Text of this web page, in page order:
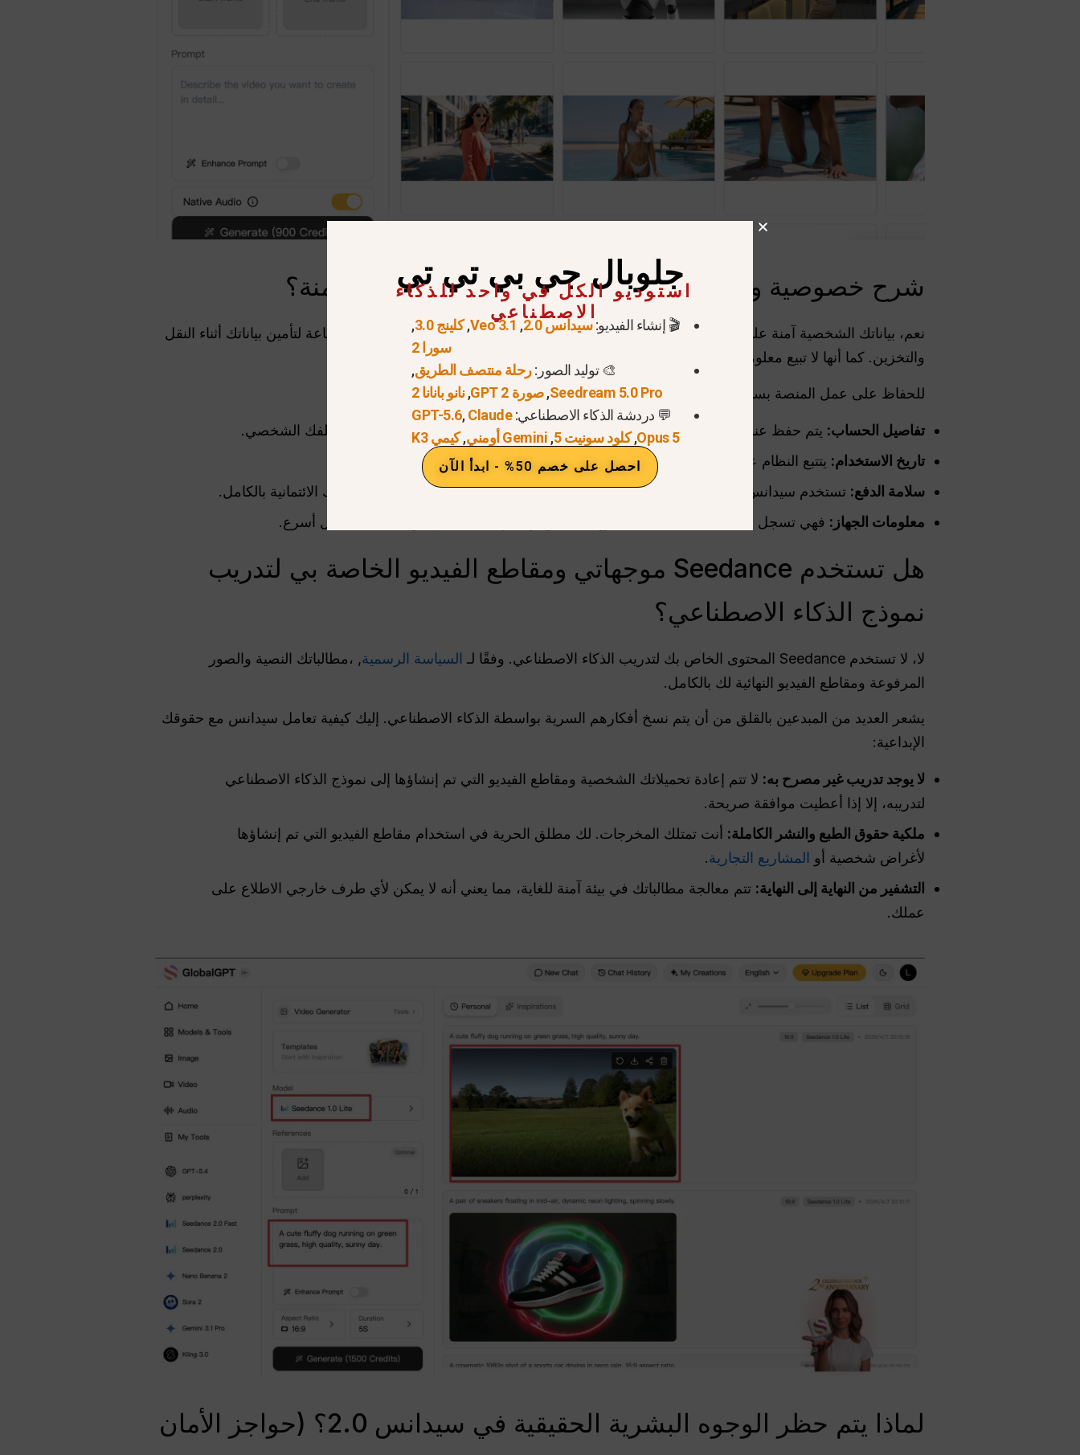
شرح خصوصية وشروط سيدانس: هل بياناتك الشخصية آمنة؟
نعم، بياناتك الشخصية آمنة على Seedance. تستخدم المنصة تشفير SSL/TLS المتوافق مع معايير الصناعة لتأمين بياناتك أثناء النقل
والتخزين. كما أنها لا تبيع معلوماتك الشخصية لأطراف ثالثة.
للحفاظ على عمل المنصة بسلاسة، تجمع سيدانس بعض أنواع المعلومات المحددة:
تفاصيل الحساب: يتم حفظ عنوان بريدك الإلكتروني واسم المستخدم وكلمة المرور للحفاظ على أمان ملفك الشخصي.
تاريخ الاستخدام: يتتبع النظام عدد الأرصدة التي تستخدمها وأنواع مقاطع الفيديو التي تنشئها.
سلامة الدفع: تستخدم سيدانس معالجات موثوقة مثل Stripe. وهذا يعني أن المنصة لا تخزن رقم بطاقتك الائتمانية بالكامل.
معلومات الجهاز: فهي تسجل التفاصيل الأساسية مثل نوع المتصفح ونظام التشغيل لإصلاح الأخطاء بشكل أسرع.
هل تستخدم Seedance موجهاتي ومقاطع الفيديو الخاصة بي لتدريب
نموذج الذكاء الاصطناعي؟
لا، لا تستخدم Seedance المحتوى الخاص بك لتدريب الذكاء الاصطناعي. وفقًا لـ السياسة الرسمية, ،مطالباتك النصية والصور
المرفوعة ومقاطع الفيديو النهائية لك بالكامل.
يشعر العديد من المبدعين بالقلق من أن يتم نسخ أفكارهم السرية بواسطة الذكاء الاصطناعي. إليك كيفية تعامل سيدانس مع حقوقك
الإبداعية:
لا يوجد تدريب غير مصرح به: لا تتم إعادة تحميلاتك الشخصية ومقاطع الفيديو التي تم إنشاؤها إلى نموذج الذكاء الاصطناعي
لتدريبه، إلا إذا أعطيت موافقة صريحة.
ملكية حقوق الطبع والنشر الكاملة: أنت تمتلك المخرجات. لك مطلق الحرية في استخدام مقاطع الفيديو التي تم إنشاؤها
لأغراض شخصية أو المشاريع التجارية.
التشفير من النهاية إلى النهاية: تتم معالجة مطالباتك في بيئة آمنة للغاية، مما يعني أنه لا يمكن لأي طرف خارجي الاطلاع على
عملك.
لماذا يتم حظر الوجوه البشرية الحقيقية في سيدانس 2.0؟ (حواجز الأمان
جلوبال جي بي تي تي
استوديو الكل في واحد للذكاء
الاصطناعي
🎬 إنشاء الفيديو:سيدانس 2.0 ,
Veo 3.1
,كلينج 3.0
,
سورا 2
🎨 توليد الصور:رحلة منتصف الطريق,
Seedream 5.0 Pro
,صورة GPT 2 ,نانو بانانا 2
💬 دردشة الذكاء الاصطناعي:
GPT-5.6,Claude
Opus 5
,كلود سونيت 5 , Gemini أومني ,كيمي K3
احصل على خصم 50% - ابدأ الآن